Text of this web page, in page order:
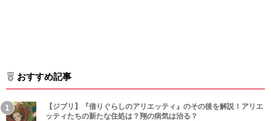
おすすめ記事
【ジブリ】『借りぐらしのアリエッティ』のその後を解説！アリエ
ッティたちの新たな住処は？翔の病気は治る？